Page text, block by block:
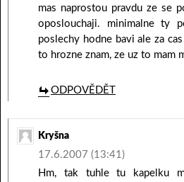
mas naprostou pravdu ze se
oposlouchaji. minimalne ty
poslechy hodne bavi ale za
to hrozne znam, ze uz to mam
ODPOVĚDĚT
Kryšna
17.6.2007 (13:41)
Hm, tak tuhle tu kapelku